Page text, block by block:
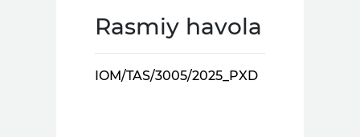
Rasmiy havola
IOM/TAS/3005/2025_PXD